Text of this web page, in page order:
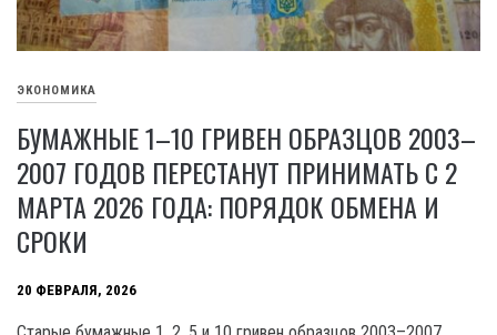
ЭКОНОМИКА
БУМАЖНЫЕ 1–10 ГРИВЕН ОБРАЗЦОВ 2003–
2007 ГОДОВ ПЕРЕСТАНУТ ПРИНИМАТЬ С 2
МАРТА 2026 ГОДА: ПОРЯДОК ОБМЕНА И
СРОКИ
20 ФЕВРАЛЯ, 2026